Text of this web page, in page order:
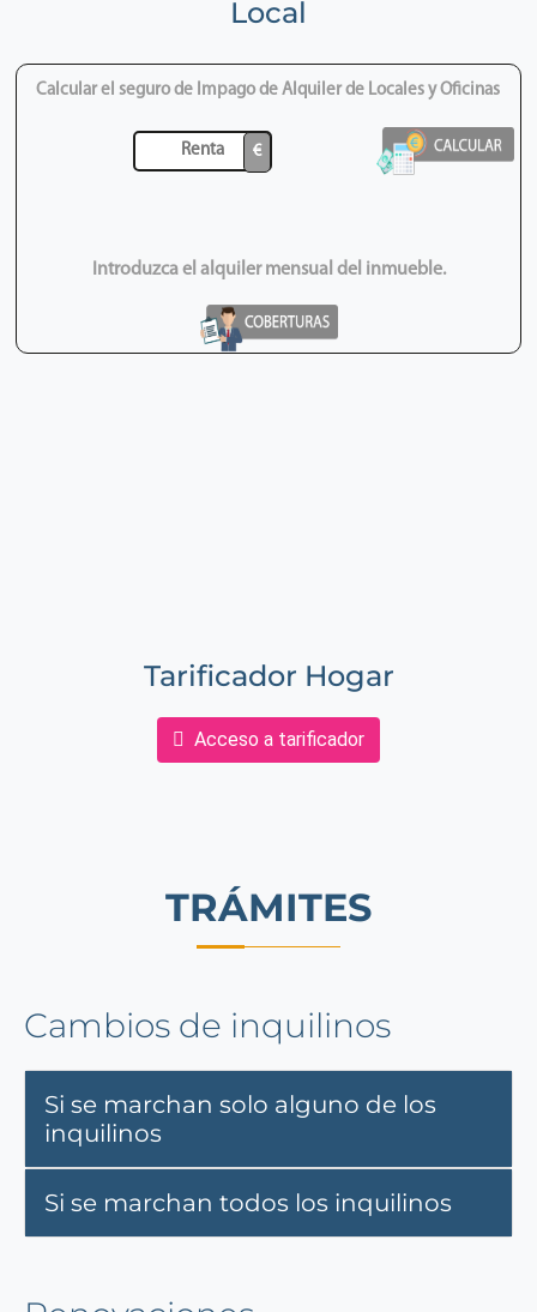
Local
Tarificador Hogar
Acceso a tarificador
TRÁMITES
Cambios de inquilinos
Si se marchan solo alguno de los
inquilinos
Si se marchan todos los inquilinos